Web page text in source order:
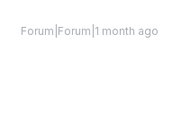
Forum|Forum|1 month ago